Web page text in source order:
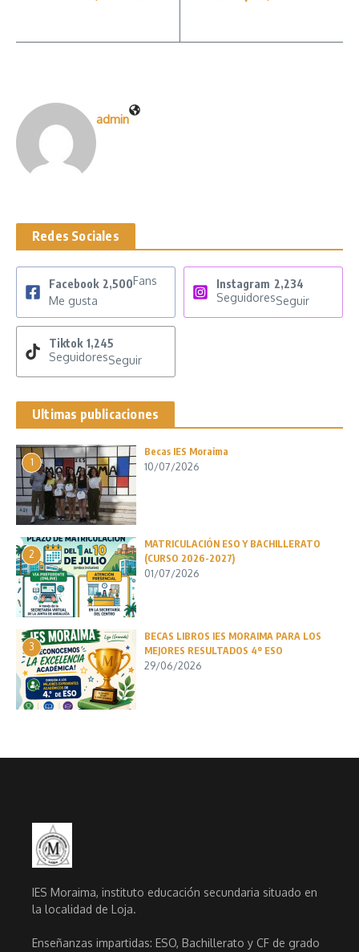
admin
Redes Sociales
Facebook 2,500Fans
Me gusta
Instagram 2,234
SeguidoresSeguir
Tiktok 1,245
SeguidoresSeguir
Ultimas publicaciones
1
Becas IES Moraima
10/07/2026
2
MATRICULACIÓN ESO Y BACHILLERATO
(CURSO 2026-2027)
01/07/2026
3
BECAS LIBROS IES MORAIMA PARA LOS
MEJORES RESULTADOS 4º ESO
29/06/2026
IES Moraima, instituto educación secundaria situado en
la localidad de Loja.
Enseñanzas impartidas: ESO, Bachillerato y CF de grado